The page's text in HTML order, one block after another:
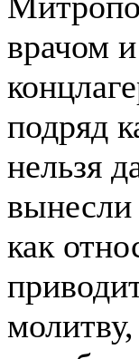
врачом
подряд
нельзя
вынесли
как